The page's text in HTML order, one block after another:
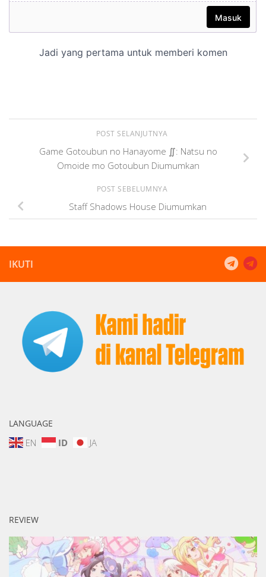
POST SELANJUTNYA
Game Gotoubun no Hanayome ∬: Natsu no
Omoide mo Gotoubun Diumumkan
POST SEBELUMNYA
Staff Shadows House Diumumkan
IKUTI
LANGUAGE
EN ID JA
REVIEW